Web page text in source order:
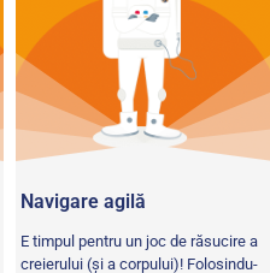
Navigare agilă
E timpul pentru un joc de răsucire a
creierului (și a corpului)! Folosindu-